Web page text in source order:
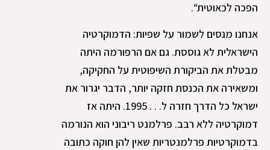
הפכה לכאוטית“.
אנחנו מנסים לשמור על שפיות: הדמוקרטיה
הישראלית לא גוססת. גם אם הרפורמה היתה
מבטלת את הביקורת השיפוטית על החקיקה,
ומשאירה את הכנסת חזקה יותר, הדבר יגרור את
ישראל כל הדרך חזרה ל. . . 1995. היתה אז
דמוקרטיה ללא רבב. פרלמנט ריבוני הוא הנורמה
בדמוקרטיות פרלמנטריות שאין להן חוקה כתובה